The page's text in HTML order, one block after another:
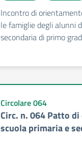
Incontro di
le famiglie degli alunni
secondaria di primo
Circolare 064
Circ. n. 064 Patto
scuola primaria e